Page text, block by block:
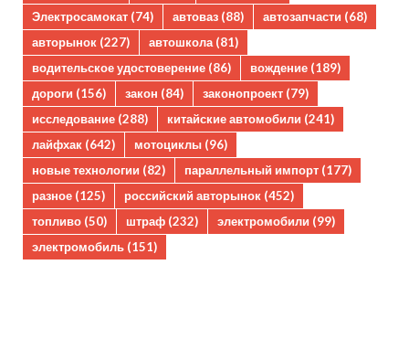
Электросамокат (74) автоваз (88) автозапчасти (68)
авторынок (227) автошкола(81)
водительское удостоверение (86) вождение (189)
дороги (156) закон (84) законопроект (79)
исследование (288) китайские автомобили (241)
лайфхак (642) мотоциклы (96)
новые технологии (82) параллельный импорт (177)
разное (125) российский авторынок (452)
топливо (50) штраф (232) электромобили (99)
электромобиль (151)